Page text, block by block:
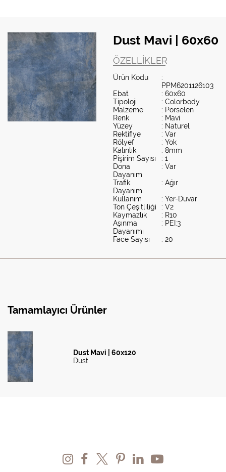
Dust Mavi | 60x60
ÖZELLIKLER
Ürün Kodu
:
PPM6201126103
Ebat
: 60x60
Tipoloji
: Colorbody
Malzeme
: Porselen
Renk
: Mavi
Yüzey
: Naturel
Rektifiye
: Var
Rölyef
: Yok
Kalınlık
: 8mm
Pişirim Sayısı
: 1
Dona
Dayanım
: Var
Trafik
Dayanım
: Ağır
Kullanım
: Yer-Duvar
Ton Çeşitliliği
: V2
Kaymazlık
: R10
Aşınma
Dayanımı
: PEI:3
Face Sayısı
: 20
Tamamlayıcı Ürünler
Dust Mavi | 60x120
Dust